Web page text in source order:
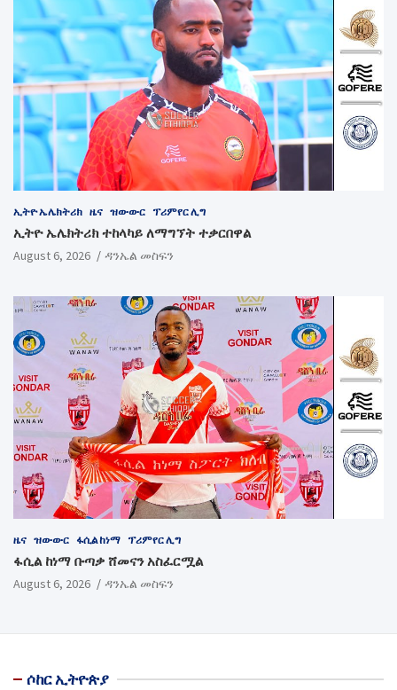
ኢትዮ ኤሌክትሪክ ዜና ዝውውር ፕሪምየር ሊግ
ኢትዮ ኤሌክትሪክ ተከላካይ ለማግኘት ተቃርበዋል
August 6, 2026 ዳንኤል መስፍን
ዜና ዝውውር ፋሲል ከነማ ፕሪምየር ሊግ
ፋሲል ከነማ ቡጣቃ ሸመናን አስፈርሟል
August 6, 2026 ዳንኤል መስፍን
ሶከር ኢትዮጵያ